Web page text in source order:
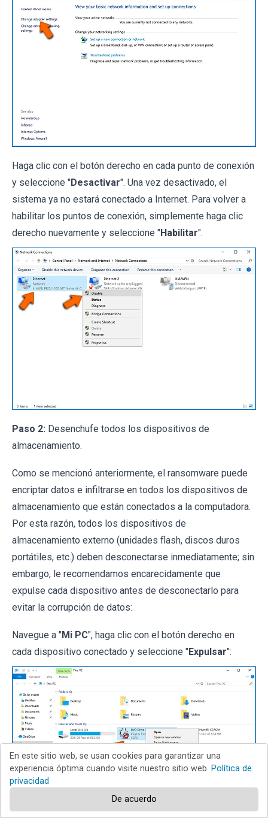
Haga clic con el botón derecho en cada punto de conexión
y seleccione "Desactivar". Una vez desactivado, el
sistema ya no estará conectado a Internet. Para volver a
habilitar los puntos de conexión, simplemente haga clic
derecho nuevamente y seleccione "Habilitar".
Paso 2: Desenchufe todos los dispositivos de
almacenamiento.
Como se mencionó anteriormente, el ransomware puede
encriptar datos e infiltrarse en todos los dispositivos de
almacenamiento que están conectados a la computadora.
Por esta razón, todos los dispositivos de
almacenamiento externo (unidades flash, discos duros
portátiles, etc.) deben desconectarse inmediatamente; sin
embargo, le recomendamos encarecidamente que
expulse cada dispositivo antes de desconectarlo para
evitar la corrupción de datos:
Navegue a "Mi PC", haga clic con el botón derecho en
cada dispositivo conectado y seleccione "Expulsar":
En este sitio web, se usan cookies para garantizar una
experiencia óptima cuando visite nuestro sitio web. Política de
privacidad
De acuerdo